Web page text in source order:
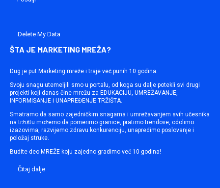
Delete My Data
ŠTA JE MARKETING MREŽA?
Dug je put Marketing mreže i traje već punih 10 godina.
Svoju snagu utemeljili smo u portalu, od koga su dalje potekli svi drugi
projekti koji danas čine mrežu za EDUKACIJU, UMREŽAVANJE,
INFORMISANJE i UNAPREĐENJE TRŽIŠTA.
Smatramo da samo zajedničkim snagama i umrežavanjem svih učesnika
na tržištu možemo da pomerimo granice, pratimo trendove, odolimo
izazovima, razvijemo zdravu konkurenciju, unapredimo poslovanje i
položaj struke.
Budite deo MREŽE koju zajedno gradimo već 10 godina!
Čitaj dalje